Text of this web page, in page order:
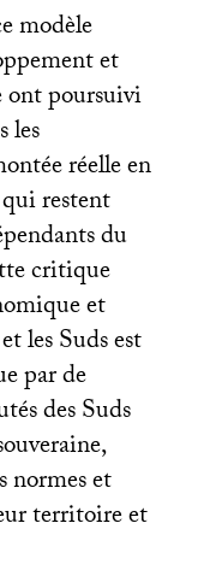
modèle
et
ont poursuivi
les
réelle en
restent
du
critique
et
les Suds est
par de
des Suds
normes et
territoire et